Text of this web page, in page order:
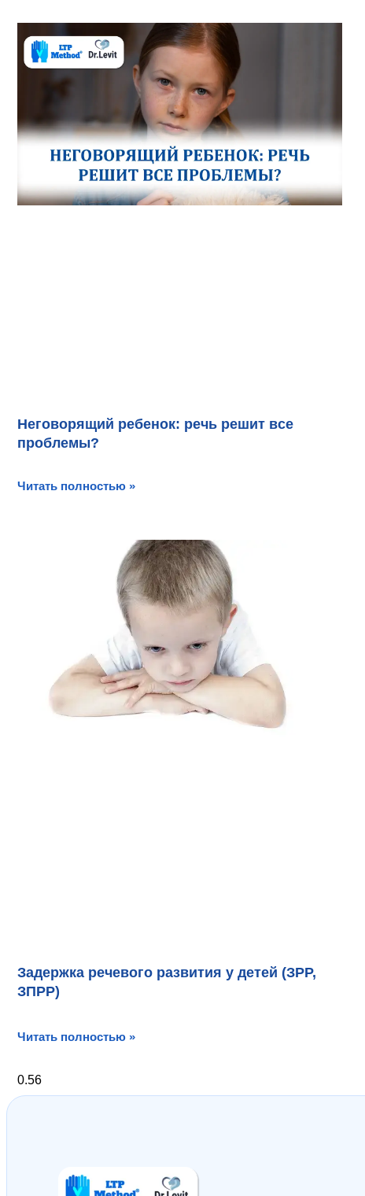
Неговорящий ребенок: речь решит все
проблемы?
Читать полностью »
Задержка речевого развития у детей (ЗРР,
ЗПРР)
Читать полностью »